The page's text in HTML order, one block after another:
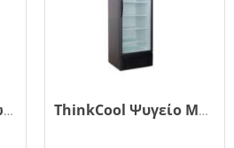
Ψυγείο Αναψυκτικών Μαύρο 450Lt 202x60.6x62cm THINKCOOL SD 426 B ThinkCool Ψυγείο Μπύρας CB500SZ 500lt Μονόπορτο